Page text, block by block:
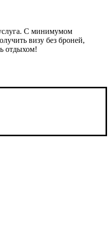
С минимумом
визу без броней,
отдыхом!